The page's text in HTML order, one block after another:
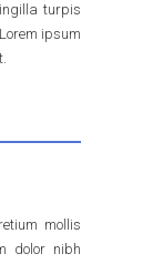
turpis
ipsum
mollis
dolor nibh